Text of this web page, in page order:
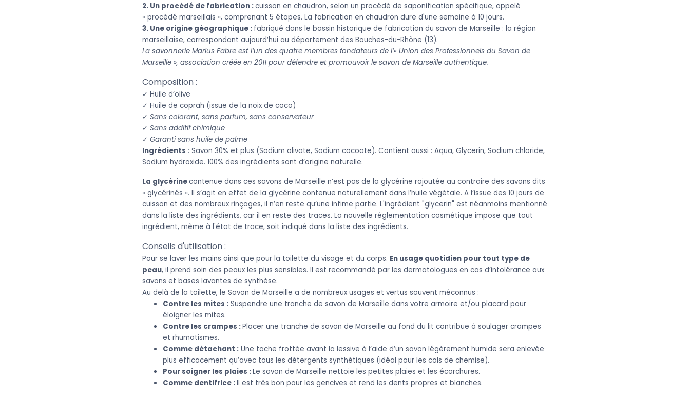
2. Un procédé de fabrication :cuisson en chaudron, selon un procédé de saponification spécifique, appelé
« procédé marseillais », comprenant 5 étapes. La fabrication en chaudron dure d'une semaine à 10 jours.
3. Une origine géographique : fabriqué dans le bassin historique de fabrication du savon de Marseille : la région
marseillaise, correspondant aujourd’hui au département des Bouches-du-Rhône (13).
La savonnerie Marius Fabre est l’un des quatre membres fondateurs de l’« Union des Professionnels du Savon de
Marseille », association créée en 2011 pour défendre et promouvoir le savon de Marseille authentique.
Composition :
✓ Huile d’olive
✓ Huile de coprah (issue de la noix de coco)
✓ Sans colorant, sans parfum, sans conservateur
✓ Sans additif chimique
✓ Garanti sans huile de palme
Ingrédients : Savon 30% et plus (Sodium olivate, Sodium cocoate). Contient aussi : Aqua, Glycerin, Sodium chloride,
Sodium hydroxide. 100% des ingrédients sont d’origine naturelle.
La glycérinecontenue dans ces savons de Marseille n’est pas de la glycérine rajoutée au contraire des savons dits
« glycérinés ». Il s’agit en effet de la glycérine contenue naturellement dans l’huile végétale. A l’issue des 10 jours de
cuisson et des nombreux rinçages, il n’en reste qu’une infime partie. L'ingrédient "glycerin" est néanmoins mentionné
dans la liste des ingrédients, car il en reste des traces. La nouvelle réglementation cosmétique impose que tout
ingrédient, même à l'état de trace, soit indiqué dans la liste des ingrédients.
Conseils d'utilisation :
Pour se laver les mains ainsi que pour la toilette du visage et du corps. En usage quotidien pour tout type de
peau, il prend soin des peaux les plus sensibles. Il est recommandé par les dermatologues en cas d’intolérance aux
savons et bases lavantes de synthèse.
Au delà de la toilette, le Savon de Marseille a de nombreux usages et vertus souvent méconnus :
Contre les mites : Suspendre une tranche de savon de Marseille dans votre armoire et/ou placard pour
éloigner les mites.
Contre les crampes :Placer une tranche de savon de Marseille au fond du lit contribue à soulager crampes
et rhumatismes.
Comme détachant : Une tache frottée avant la lessive à l’aide d’un savon légèrement humide sera enlevée
plus efficacement qu’avec tous les détergents synthétiques (idéal pour les cols de chemise).
Pour soigner les plaies :Le savon de Marseille nettoie les petites plaies et les écorchures.
Comme dentifrice :Il est très bon pour les gencives et rend les dents propres et blanches.